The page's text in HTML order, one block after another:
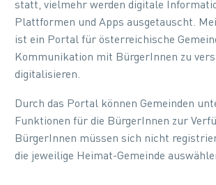
statt, vielmehr werden digitale
Plattformen und Apps ausgetauscht.
ist ein Portal für österreichische
Kommunikation mit BürgerInnen zu
digitalisieren.
Durch das Portal können Gemeinden
Funktionen für die BürgerInnen zur
BürgerInnen müssen sich nicht
die jeweilige Heimat-Gemeinde